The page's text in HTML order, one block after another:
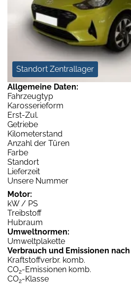
Standort Zentrallager
Allgemeine Daten:
Fahrzeugtyp
Karosserieform
Erst-Zul.
Getriebe
Kilometerstand
Anzahl der Türen
Farbe
Standort
Lieferzeit
Unsere Nummer
Motor:
kW / PS
Treibstoff
Hubraum
Umweltnormen:
Umweltplakette
Verbrauch und Emissionen nach
Kraftstoffverbr. komb.
CO2-Emissionen komb.
CO2-Klasse